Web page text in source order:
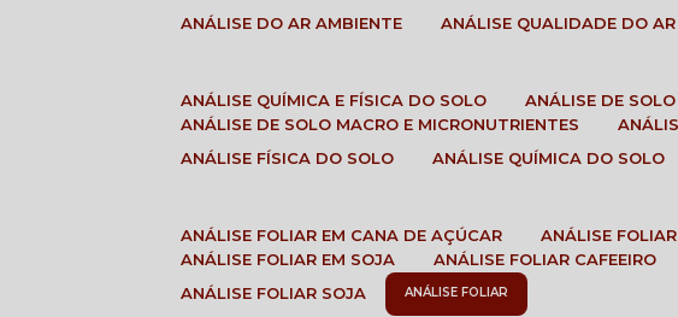
ANÁLISE DO AR AMBIENTE
ANÁLISE QUALIDADE DO AR
ANÁLISE QUÍMICA E FÍSICA DO SOLO
ANÁLISE DE
ANÁLISE DE SOLO MACRO E MICRONUTRIENTES
ANÁLISE FÍSICA DO SOLO
ANÁLISE QUÍMICA DO SOLO
ANÁLISE FOLIAR EM CANA DE AÇÚCAR
ANÁLISE
ANÁLISE FOLIAR EM SOJA
ANÁLISE FOLIAR CAFEEIRO
ANÁLISE FOLIAR SOJA
ANÁLISE FOLIAR